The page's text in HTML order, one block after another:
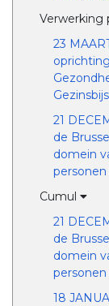
Verwerking
23
21
de
domein
personen
Cumul
21
de
domein
personen
18